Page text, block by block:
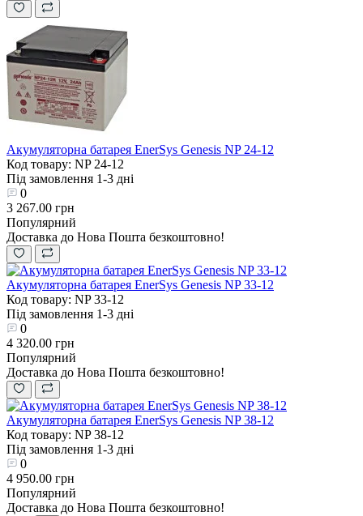
Акумуляторна батарея EnerSys Genesis NP 24-12
Код товару: NP 24-12
Під замовлення 1-3 дні
0
3 267.00 грн
Популярний
Доставка до Нова Пошта безкоштовно!
Акумуляторна батарея EnerSys Genesis NP 33-12
Код товару: NP 33-12
Під замовлення 1-3 дні
0
4 320.00 грн
Популярний
Доставка до Нова Пошта безкоштовно!
Акумуляторна батарея EnerSys Genesis NP 38-12
Код товару: NP 38-12
Під замовлення 1-3 дні
0
4 950.00 грн
Популярний
Доставка до Нова Пошта безкоштовно!